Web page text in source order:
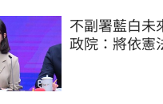
不副署藍白未
政院：將依憲